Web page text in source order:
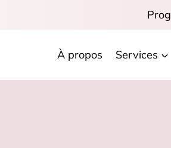
À propos Services